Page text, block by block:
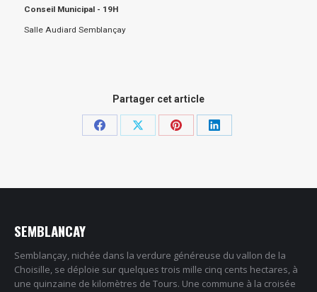
Conseil Municipal - 19H
Salle Audiard Semblançay
Partager cet article
PartagerPartagerPartagerPartager
SEMBLANCAY
Semblançay, nichée dans la verdure généreuse du vallon de la
Choisille, se déploie sur quelques trois mille cinq cents hectares, à
une quinzaine de kilomètres de Tours. Une commune à la croisée